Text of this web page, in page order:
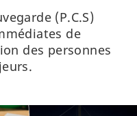
(P.C.S)
de
des personnes